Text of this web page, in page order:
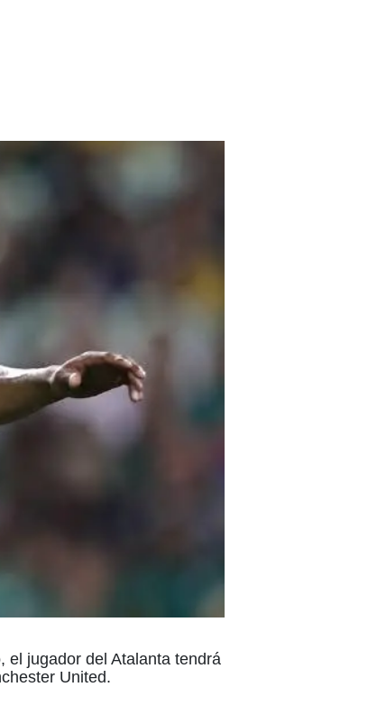
el jugador del Atalanta tendrá
United.